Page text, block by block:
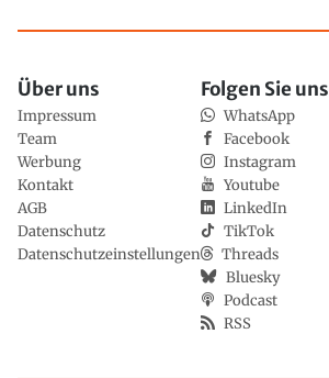
Über uns
Impressum
Team
Werbung
Kontakt
AGB
Datenschutz
Datenschutzeinstellungen
Folgen Sie uns
WhatsApp
Facebook
Instagram
Youtube
LinkedIn
TikTok
Threads
Bluesky
Podcast
RSS